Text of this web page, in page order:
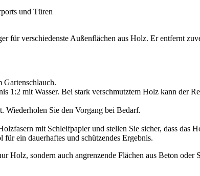
und Türen
verschiedenste Außenflächen aus Holz. Er entfernt
Gartenschlauch.
1:2 mit Wasser. Bei stark verschmutztem Holz kann der
Wiederholen Sie den Vorgang bei Bedarf.
mit Schleifpapier und stellen Sie sicher, dass das
ein dauerhaftes und schützendes Ergebnis.
Holz, sondern auch angrenzende Flächen aus Beton oder